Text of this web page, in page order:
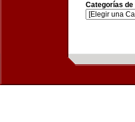
Categorías de